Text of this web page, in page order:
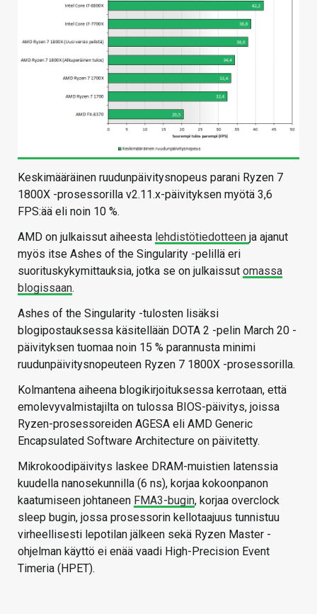
Keskimääräinen ruudunpäivitysnopeus parani Ryzen 7
1800X -prosessorilla v2.11.x-päivityksen myötä 3,6
FPS:ää eli noin 10 %.
AMD on julkaissut aiheesta lehdistötiedotteen ja ajanut
myös itse Ashes of the Singularity -pelillä eri
suorituskykymittauksia, jotka se on julkaissut omassa
blogissaan.
Ashes of the Singularity -tulosten lisäksi
blogipostauksessa käsitellään DOTA 2 -pelin March 20 -
päivityksen tuomaa noin 15 % parannusta minimi
ruudunpäivitysnopeuteen Ryzen 7 1800X -prosessorilla.
Kolmantena aiheena blogikirjoituksessa kerrotaan, että
emolevyvalmistajilta on tulossa BIOS-päivitys, joissa
Ryzen-prosessoreiden AGESA eli AMD Generic
Encapsulated Software Architecture on päivitetty.
Mikrokoodipäivitys laskee DRAM-muistien latenssia
kuudella nanosekunnilla (6 ns), korjaa kokoonpanon
kaatumiseen johtaneen FMA3-bugin, korjaa overclock
sleep bugin, jossa prosessorin kellotaajuus tunnistuu
virheellisesti lepotilan jälkeen sekä Ryzen Master -
ohjelman käyttö ei enää vaadi High-Precision Event
Timeria (HPET).